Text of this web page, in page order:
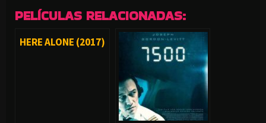
PELÍCULAS RELACIONADAS:
HERE ALONE (2017)